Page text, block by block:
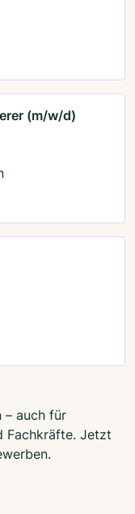
(m/w/d)
– auch für
Fachkräfte. Jetzt